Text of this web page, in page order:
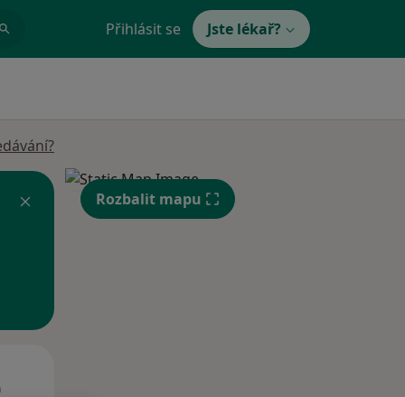
Přihlásit se Jste lékař?
Rozbalit mapu